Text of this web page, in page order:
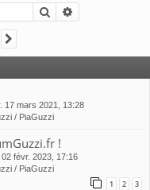
h
Rechercher
17 mars 2021, 13:28
/ PiaGuzzi
!
02 févr. 2023, 17:16
/ PiaGuzzi
1 2 3